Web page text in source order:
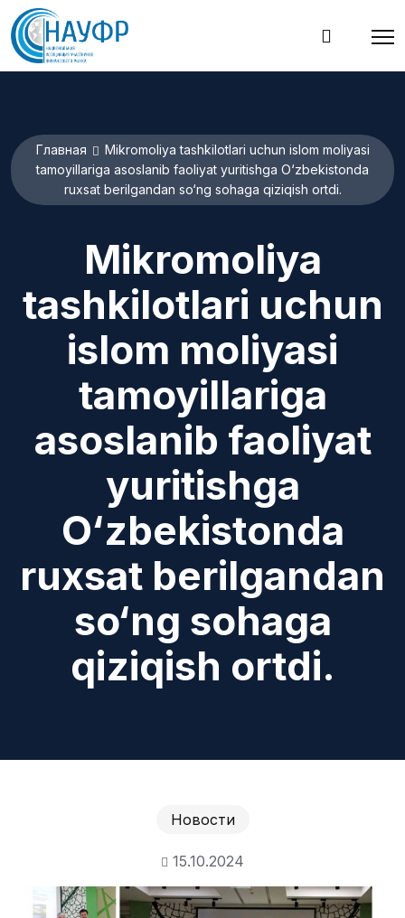
Главная
Mikromoliya tashkilotlari uchun islom moliyasi
tamoyillariga asoslanib faoliyat yuritishga O‘zbekistonda
ruxsat berilgandan so‘ng sohaga qiziqish ortdi.
Mikromoliya
tashkilotlari uchun
islom moliyasi
tamoyillariga
asoslanib faoliyat
yuritishga
O‘zbekistonda
ruxsat berilgandan
so‘ng sohaga
qiziqish ortdi.
Новости
15.10.2024